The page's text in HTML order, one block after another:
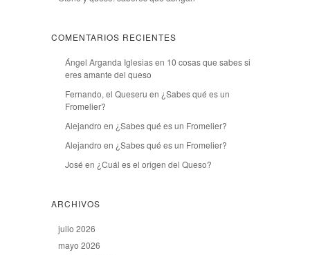
COMENTARIOS RECIENTES
Ángel Arganda Iglesiasen 10 cosas que sabes si
eres amante del queso
Fernando, el Queseru en ¿Sabes qué es un
Fromelier?
Alejandro en ¿Sabes qué es un Fromelier?
Alejandro en ¿Sabes qué es un Fromelier?
José en ¿Cuál es el origen del Queso?
ARCHIVOS
julio 2026
mayo 2026